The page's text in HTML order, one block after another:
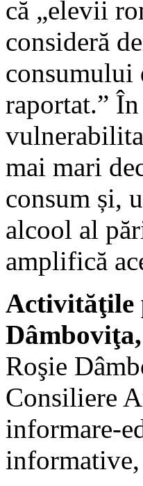
că „elevii
consideră
consumului
raportat.”
mai mari
consum și,
alcool al
amplifică
Activităţile
Roşie
Consiliere
informare-